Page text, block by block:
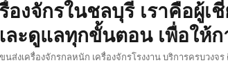
องจักรในชลบุรี เราคือผู้
ละดูแลทุกขั้นตอน เพื่อให้
ส่งเครื่องจักรกลหนัก เครื่องจักรโรงงาน บริการครบวง